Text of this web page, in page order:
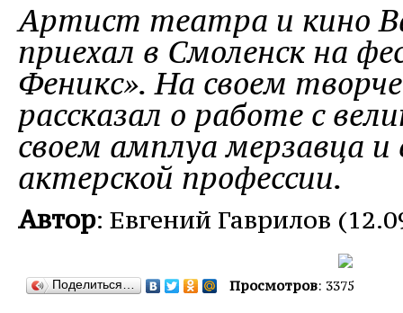
Артист театра и кино
приехал в Смоленск на
Феникс». На своем
рассказал о работе с
своем амплуа мерзавца и
актерской профессии.
Автор: Евгений Гаврилов
Поделиться… Просмотров: 3375